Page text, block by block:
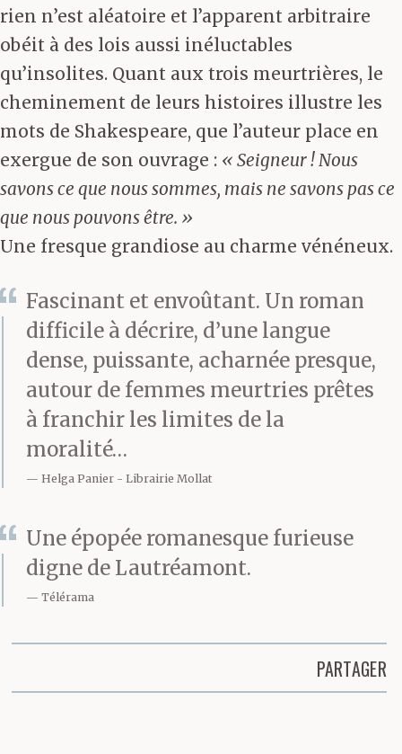
rien n’est aléatoire et l’apparent arbitraire
obéit à des lois aussi inéluctables
qu’insolites. Quant aux trois meurtrières, le
cheminement de leurs histoires illustre les
mots de Shakespeare, que l’auteur place en
exergue de son ouvrage : « Seigneur ! Nous
savons ce que nous sommes, mais ne savons pas ce
que nous pouvons être. »
Une fresque grandiose au charme vénéneux.
Fascinant et envoûtant. Un roman
difficile à décrire, d’une langue
dense, puissante, acharnée presque,
autour de femmes meurtries prêtes
à franchir les limites de la
moralité…
Helga Panier Librairie Mollat
Une épopée romanesque furieuse
digne de Lautréamont.
Télérama
PARTAGER